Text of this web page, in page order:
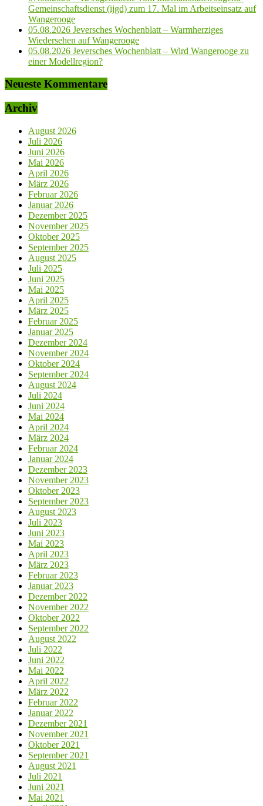
Gemeinschaftsdienst (ijgd) zum 17. Mal im Arbeitseinsatz auf
Wangerooge
05.08.2026 Jeversches Wochenblatt – Warmherziges
Wiedersehen auf Wangerooge
05.08.2026 Jeversches Wochenblatt – Wird Wangerooge zu
einer Modellregion?
Neueste Kommentare
Archiv
August 2026
Juli 2026
Juni 2026
Mai 2026
April 2026
März 2026
Februar 2026
Januar 2026
Dezember 2025
November 2025
Oktober 2025
September 2025
August 2025
Juli 2025
Juni 2025
Mai 2025
April 2025
März 2025
Februar 2025
Januar 2025
Dezember 2024
November 2024
Oktober 2024
September 2024
August 2024
Juli 2024
Juni 2024
Mai 2024
April 2024
März 2024
Februar 2024
Januar 2024
Dezember 2023
November 2023
Oktober 2023
September 2023
August 2023
Juli 2023
Juni 2023
Mai 2023
April 2023
März 2023
Februar 2023
Januar 2023
Dezember 2022
November 2022
Oktober 2022
September 2022
August 2022
Juli 2022
Juni 2022
Mai 2022
April 2022
März 2022
Februar 2022
Januar 2022
Dezember 2021
November 2021
Oktober 2021
September 2021
August 2021
Juli 2021
Juni 2021
Mai 2021